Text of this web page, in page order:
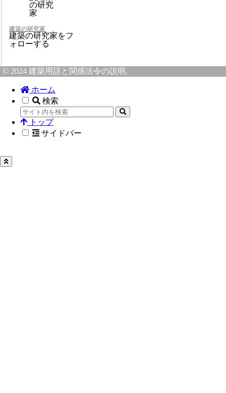
建築の研究家
建築の研究家をフ
ォローする
© 2024 建築用語と関係法令の説明.
ホーム
検索
トップ
サイドバー